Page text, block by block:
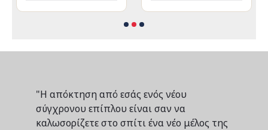
"Η απόκτηση από εσάς ενός νέου
σύγχρονου επίπλου είναι σαν να
καλωσορίζετε στο σπίτι ένα νέο μέλος της